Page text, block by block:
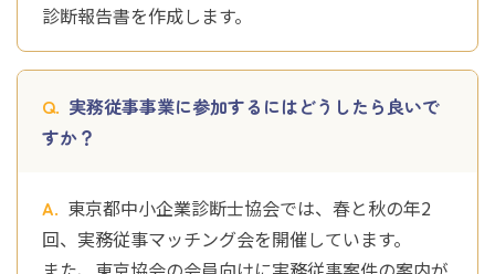
診断報告書を作成します。
実務従事事業に参加するにはどうしたら良いで
すか？
東京都中小企業診断士協会では、春と秋の年2
回、実務従事マッチング会を開催しています。